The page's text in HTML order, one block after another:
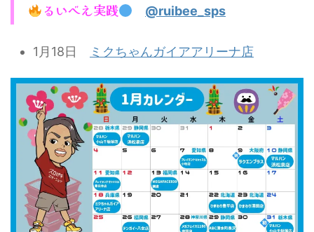
るいべえ実践 @ruibee_sps
1月18日 ミクちゃんガイアアリーナ店